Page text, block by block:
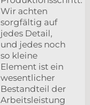
Wir achten
sorgfältig auf
jedes Detail,
und jedes noch
so kleine
Element ist ein
wesentlicher
Bestandteil der
Arbeitsleistung